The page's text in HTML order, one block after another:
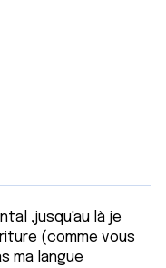
,jusqu'au là je
(comme vous
ma langue